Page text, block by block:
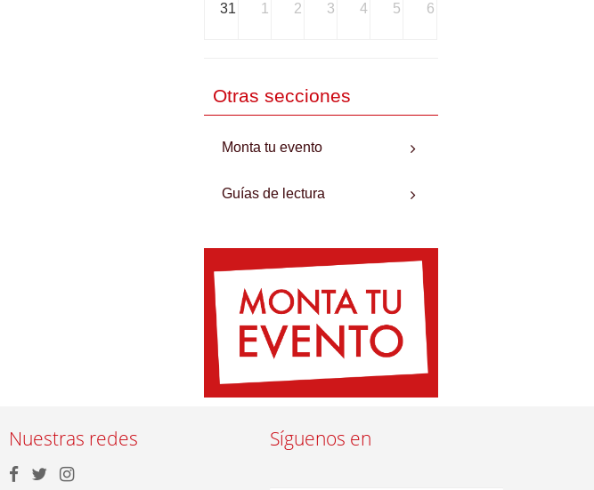
31 1 2 3 4 5 6
Otras secciones
Monta tu evento
Guías de lectura
Nuestras redes Síguenos en